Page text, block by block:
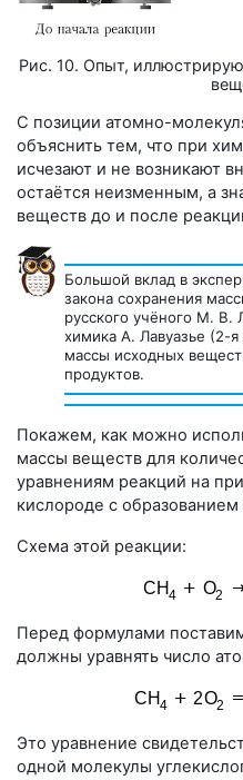
Рис. 10. Опыт,
С позиции атомно-
объяснить тем, что при
исчезают и не возникают
остаётся неизменным, а
веществ до и после
Большой вклад в
закона сохранения
русского учёного М. В.
химика А. Лавуазье (2-я
массы исходных
продуктов.
Покажем, как можно
массы веществ для
уравнениям реакций на
кислороде с образованием
Схема этой реакции:
Перед формулами
должны уравнять число
Это уравнение
одной молекулы